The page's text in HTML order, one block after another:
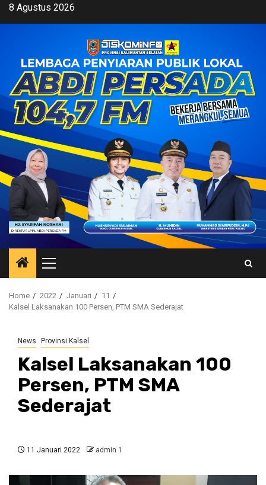
Skip8 Agustus 2026
Primary
Menu
Home 2022 Januari
11
Kalsel Laksanakan 100 Persen, PTM SMA Sederajat
News Provinsi Kalsel
Kalsel Laksanakan 100
Persen, PTM SMA
Sederajat
11 Januari 2022 admin 1